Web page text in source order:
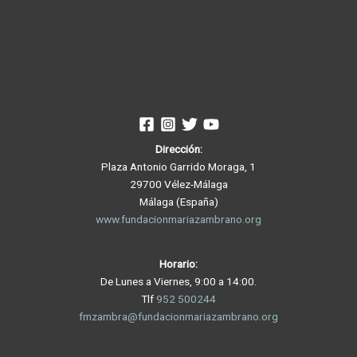
Dirección:
Plaza Antonio Garrido Moraga, 1
29700 Vélez-Málaga
Málaga (España)
www.fundacionmariazambrano.org
Horario:
De Lunes a Viernes, 9:00 a 14:00.
Tlf 952 500244
fmzambra@fundacionmariazambrano.org